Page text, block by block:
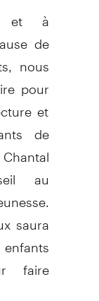
et à
de
nous
pour
et
de
au
saura
faire